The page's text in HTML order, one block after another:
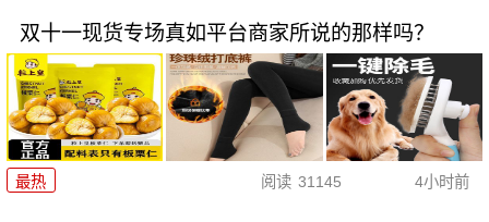
双十一现货专场真如平台商家所说的那样吗？
最热 阅读 31145 4小时前